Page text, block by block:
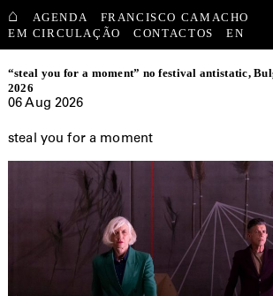
⌂ AGENDA
FRANCISCO CAMACHO
EM CIRCULAÇÃO
CONTACTOS EN
“steal you for a moment” no festival antistatic,
2026
06 Aug 2026
steal you for a moment